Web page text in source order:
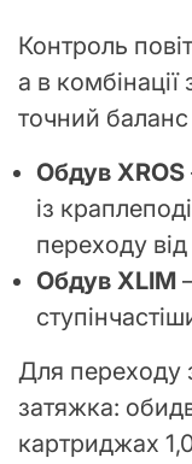
Контроль
а в
точний
Обдув XROS
із
переходу від
Обдув XLIM
Для переходу
затяжка:
картриджах